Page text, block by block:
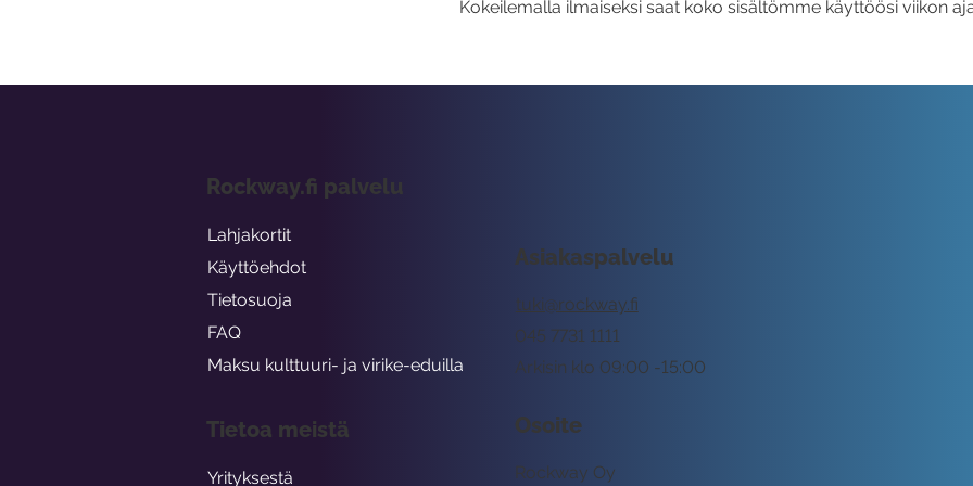
Kokeilemalla ilmaiseksi saat koko sisältömme käyttöösi viikon
Asiakaspalvelu
tuki@rockway.fi
Arkisin klo 09:00 -15:00
045 7731 1111
Osoite
Rockway Oy
Rockway.fi palvelu
Lahjakortit
Käyttöehdot
Tietosuoja
FAQ
Maksu kulttuuri- ja virike-eduilla
Tietoa meistä
Yrityksestä